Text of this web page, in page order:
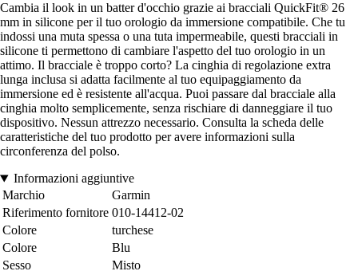
Cambia il look in un batter d'occhio grazie ai bracciali QuickFit® 26
mm in silicone per il tuo orologio da immersione compatibile. Che tu
indossi una muta spessa o una tuta impermeabile, questi bracciali in
silicone ti permettono di cambiare l'aspetto del tuo orologio in un
attimo. Il bracciale è troppo corto? La cinghia di regolazione extra
lunga inclusa si adatta facilmente al tuo equipaggiamento da
immersione ed è resistente all'acqua. Puoi passare dal bracciale alla
cinghia molto semplicemente, senza rischiare di danneggiare il tuo
dispositivo. Nessun attrezzo necessario. Consulta la scheda delle
caratteristiche del tuo prodotto per avere informazioni sulla
circonferenza del polso.
Informazioni aggiuntive
Marchio
Garmin
Riferimento fornitore 010-14412-02
Colore
turchese
Colore
Blu
Sesso
Misto